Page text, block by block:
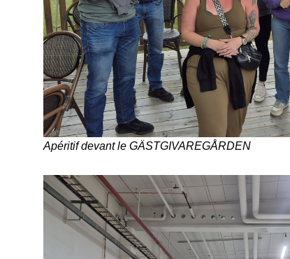
Apéritif devant le GÄSTGIVAREGÅRDEN